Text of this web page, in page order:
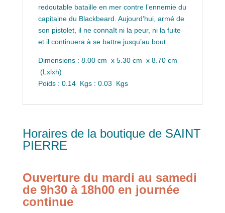
redoutable bataille en mer contre l’ennemie du
capitaine du Blackbeard. Aujourd’hui, armé de
son pistolet, il ne connaît ni la peur, ni la fuite
et il continuera à se battre jusqu’au bout.
Dimensions : 8.00 cm x 5.30 cm x 8.70 cm
(Lxlxh)
Poids : 0.14 Kgs : 0.03 Kgs
Horaires de la boutique de SAINT
PIERRE
Ouverture du mardi au samedi
de 9h30 à 18h00 en journée
continue